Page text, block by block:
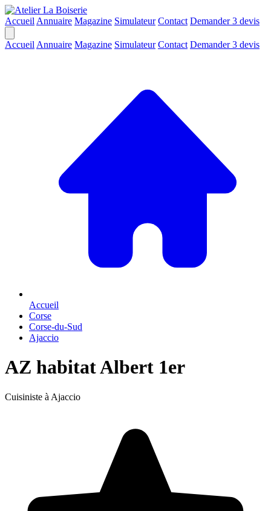
Accueil Annuaire Magazine Simulateur Contact Demander 3 devis
Accueil Annuaire Magazine Simulateur Contact Demander 3 devis
Accueil
Corse
Corse-du-Sud
Ajaccio
AZ habitat Albert 1er
Cuisiniste à Ajaccio